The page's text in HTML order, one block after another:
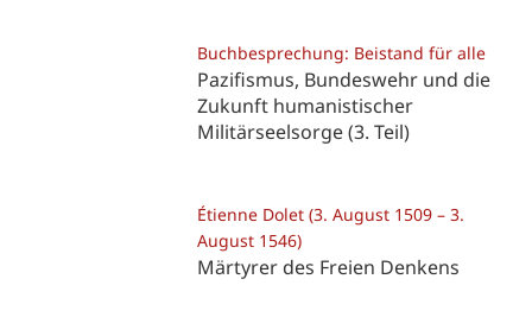
Buchbesprechung: Beistand für alle
Pazifismus, Bundeswehr und die
Zukunft humanistischer
Militärseelsorge (3. Teil)
Étienne Dolet (3. August 1509 – 3.
August 1546)
Märtyrer des Freien Denkens